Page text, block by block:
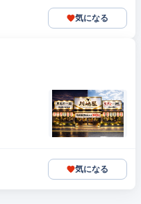
気になる
気になる